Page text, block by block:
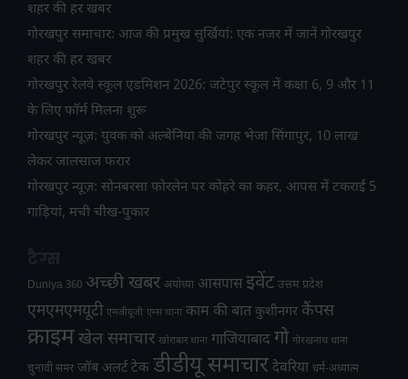
शहर की हर खबर
गोरखपुर समाचार: आज की प्रमुख सुर्खियां: एक नजर में जानें गोरखपुर
शहर की हर खबर
गोरखपुर रेलवे स्कूल एडमिशन 2026: जटेपुर स्कूल में कक्षा 6, 9 और 11
के लिए फॉर्म मिलना शुरू
गोरखपुर न्यूज़: युवक को अल्बेनिया की जगह भेजा सिंगापुर, 10 लाख
लेकर जालसाज फरार
गोरखपुर न्यूज़: सोनबरसा फोरलेन पर कोहरे का कहर, आपस में टकराईं 5
गाड़ियां, मची चीख-पुकार
Duniya 360 अच्छी खबर अयोध्या आसपास इवेंट उत्तम प्रदेश
एमएमएमयूटी एमजीयूजी एम्स थाना काम की बात कुशीनगर कैंपस
क्राइमखेल समाचार खोराबार थाना गाजियाबादगो गोरखनाथ थाना
चुनावी समर जॉब अलर्ट टेक डीडीयू समाचार देवरिया धर्म-अध्यात्म